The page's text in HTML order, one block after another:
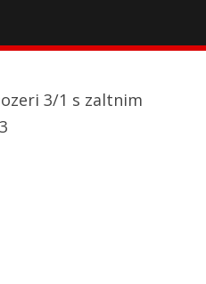
3/1 s zaltnim